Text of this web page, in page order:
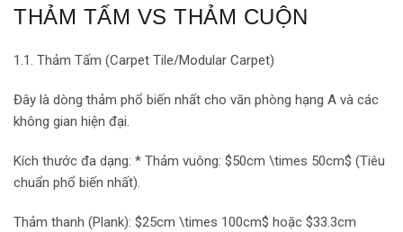
THẢM TẤM VS THẢM CUỘN
1.1. Thảm Tấm (Carpet Tile/Modular Carpet)
Đây là dòng thảm phổ biến nhất cho văn phòng hạng A và các
không gian hiện đại.
Kích thước đa dạng: * Thảm vuông: $50cm \times 50cm$ (Tiêu
chuẩn phổ biến nhất).
Thảm thanh (Plank): $25cm \times 100cm$ hoặc $33.3cm